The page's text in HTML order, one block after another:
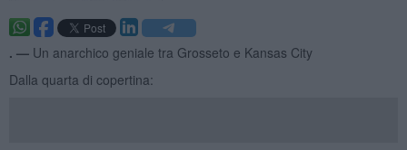
. — Un anarchico geniale tra Grosseto e Kansas City
Dalla quarta di copertina: